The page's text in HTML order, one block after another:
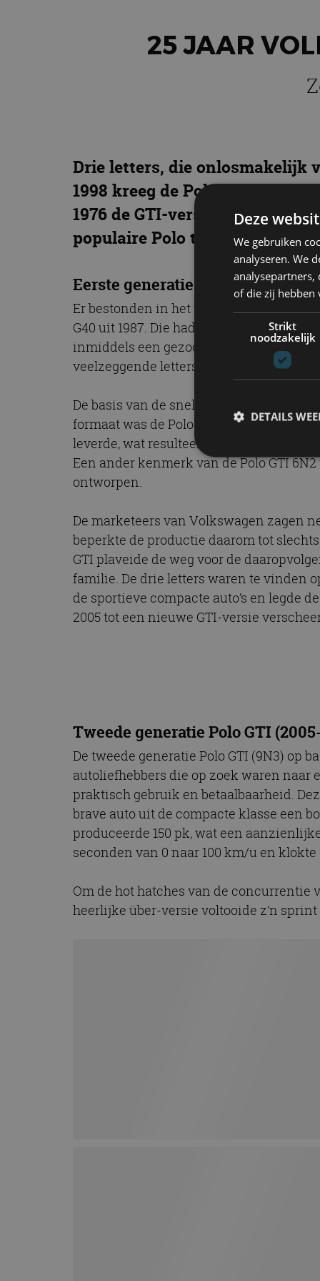
25 JAAR
Drie letters, die onlosmakelijk
1998 kreeg de Polo die drie
1976 de GTI-versie van de
populaire Polo ten deel viel.
Eerste generatie Polo GTI (1998-
Er bestonden in het verleden al
G40 uit 1987. Die had met zijn gierende
inmiddels een gezochte witte raaf in
veelzeggende letters GTI – toen al
De basis van de snelle ‘hot hatch’ was
formaat was de Polo GTI behoorlijk
leverde, wat resulteerde in een
Een ander kenmerk van de Polo GTI
ontworpen.
De marketeers van Volkswagen zagen
beperkte de productie daarom tot
GTI plaveide de weg voor de
familie. De drie letters waren te vinden
de sportieve compacte auto’s en legde
2005 tot een nieuwe GTI-versie
Tweede generatie Polo GTI
De tweede generatie Polo GTI (9N3) op
autoliefhebbers die op zoek waren naar
praktisch gebruik en betaalbaarheid.
brave auto uit de compacte klasse een
produceerde 150 pk, wat een
seconden van 0 naar 100 km/u en
Om de hot hatches van de concurrentie
heerlijke über-versie voltooide z’n
Deze
We gebruiken
analyseren. We
of die zij hebben
Strikt
noodzakelijk
DETAILS
accountbeheer. De
cf_clearance
Naam
_ga
_ga_SC6JKZPPKY
Naam
_fbp
Meta
Inc.
.autorai.nl
_gcl_au
Google
IDE
Google
omx_consent